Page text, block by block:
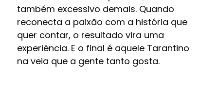
também excessivo demais. Quando
reconecta a paixão com a história que
quer contar, o resultado vira uma
experiência. E o final é aquele Tarantino
na veia que a gente tanto gosta.